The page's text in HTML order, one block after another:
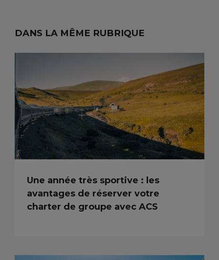
DANS LA MÊME RUBRIQUE
Une année très sportive : les
avantages de réserver votre
charter de groupe avec ACS